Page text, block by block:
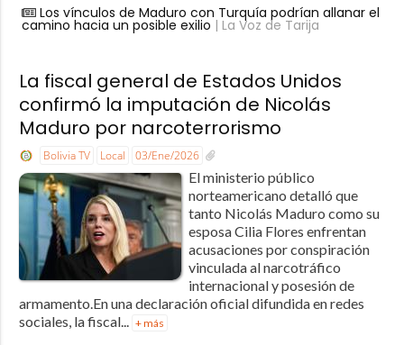
Los vínculos de Maduro con Turquía podrían allanar el
camino hacia un posible exilio | La Voz de Tarija
La fiscal general de Estados Unidos
confirmó la imputación de Nicolás
Maduro por narcoterrorismo
Bolivia TV Local 03/Ene/2026
El ministerio público
norteamericano detalló que
tanto Nicolás Maduro como su
esposa Cilia Flores enfrentan
acusaciones por conspiración
vinculada al narcotráfico
internacional y posesión de
armamento.En una declaración oficial difundida en redes
sociales, la fiscal... + más